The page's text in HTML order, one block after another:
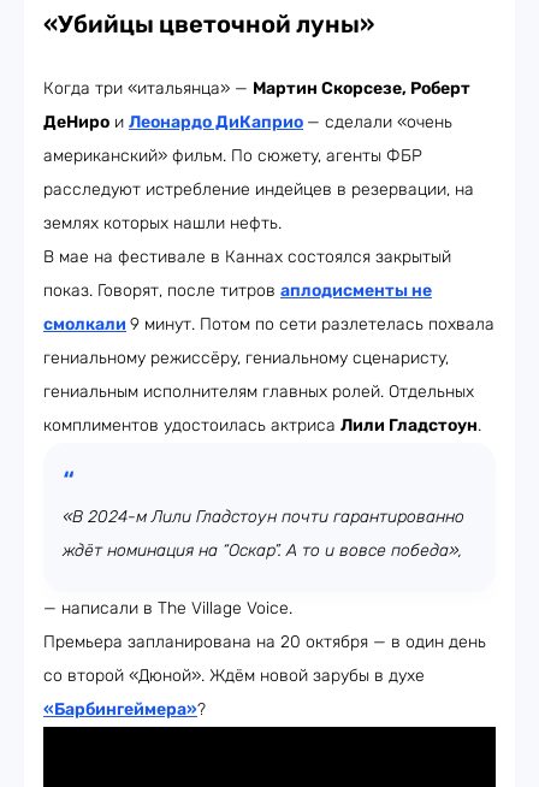
«Убийцы цветочной луны»
Когда три «итальянца» — Мартин Скорсезе, Роберт
ДеНиро и Леонардо ДиКаприо — сделали «очень
американский» фильм. По сюжету, агенты ФБР
расследуют истребление индейцев в резервации, на
землях которых нашли нефть.
В мае на фестивале в Каннах состоялся закрытый
показ. Говорят, после титров аплодисменты не
смолкали 9 минут. Потом по сети разлетелась похвала
гениальному режиссёру, гениальному сценаристу,
гениальным исполнителям главных ролей. Отдельных
комплиментов удостоилась актриса Лили Гладстоун.
«В 2024-м Лили Гладстоун почти гарантированно
ждёт номинация на “Оскар”. А то и вовсе победа»,
— написали в The Village Voice.
Премьера запланирована на 20 октября — в один день
со второй «Дюной». Ждём новой зарубы в духе
«Барбингеймера»?